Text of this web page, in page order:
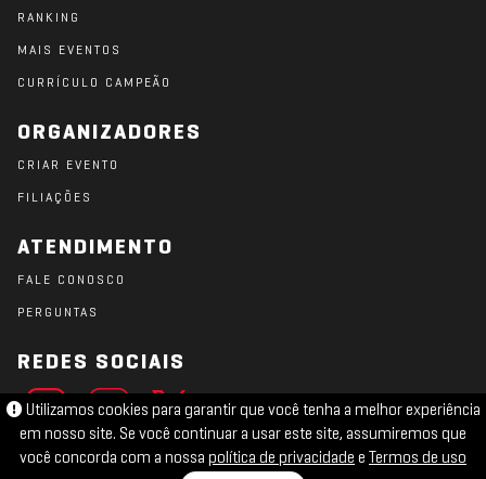
RANKING
MAIS EVENTOS
CURRÍCULO CAMPEÃO
ORGANIZADORES
CRIAR EVENTO
FILIAÇÕES
ATENDIMENTO
FALE CONOSCO
PERGUNTAS
REDES SOCIAIS
Utilizamos cookies para garantir que você tenha a melhor experiência
em nosso site. Se você continuar a usar este site, assumiremos que
você concorda com a nossa política de privacidade e Termos de uso